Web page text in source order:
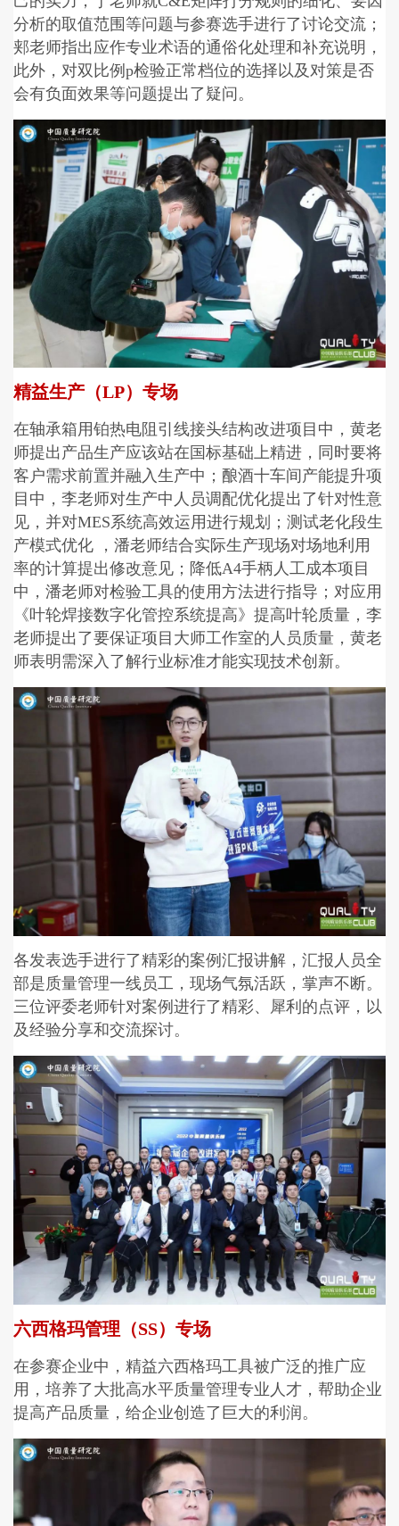
分析的取值范围等问题与参赛选手进行了讨论交流；
郏老师指出应作专业术语的通俗化处理和补充说明，
此外，对双比例p检验正常档位的选择以及对策是否
会有负面效果等问题提出了疑问。
精益生产（LP）专场
在轴承箱用铂热电阻引线接头结构改进项目中，黄老
师提出产品生产应该站在国标基础上精进，同时要将
客户需求前置并融入生产中；酿酒十车间产能提升项
目中，李老师对生产中人员调配优化提出了针对性意
见，并对MES系统高效运用进行规划；测试老化段生
产模式优化 ，潘老师结合实际生产现场对场地利用
率的计算提出修改意见；降低A4手柄人工成本项目
中，潘老师对检验工具的使用方法进行指导；对应用
《叶轮焊接数字化管控系统提高》提高叶轮质量，李
老师提出了要保证项目大师工作室的人员质量，黄老
师表明需深入了解行业标准才能实现技术创新。
各发表选手进行了精彩的案例汇报讲解，汇报人员全
部是质量管理一线员工，现场气氛活跃，掌声不断。
三位评委老师针对案例进行了精彩、犀利的点评，以
及经验分享和交流探讨。
六西格玛管理（SS）专场
在参赛企业中，精益六西格玛工具被广泛的推广应
用，培养了大批高水平质量管理专业人才，帮助企业
提高产品质量，给企业创造了巨大的利润。